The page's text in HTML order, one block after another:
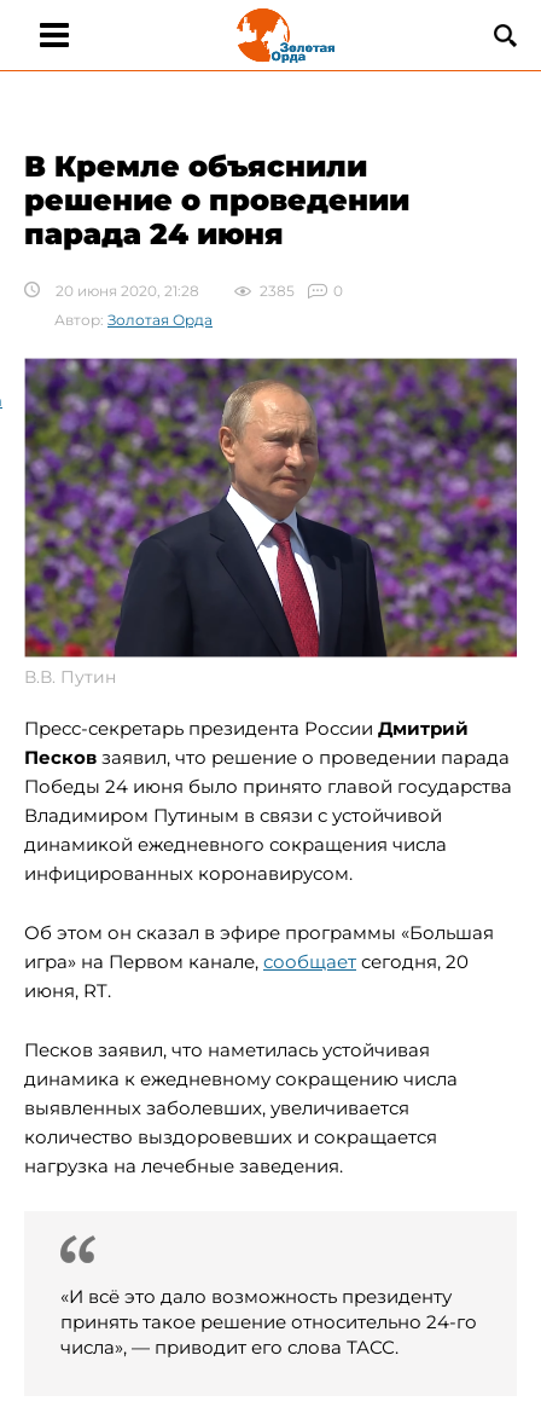
В Кремле объяснили
решение о проведении
парада 24 июня
20 июня 2020, 21:28 2385
0
Автор: Золотая Орда
В.В. Путин
Пресс-секретарь президента России Дмитрий
Песков заявил, что решение о проведении парада
Победы 24 июня было принято главой государства
Владимиром Путиным в связи с устойчивой
динамикой ежедневного сокращения числа
инфицированных коронавирусом.
Об этом он сказал в эфире программы «Большая
игра» на Первом канале, сообщает сегодня, 20
июня, RT.
Песков заявил, что наметилась устойчивая
динамика к ежедневному сокращению числа
выявленных заболевших, увеличивается
количество выздоровевших и сокращается
нагрузка на лечебные заведения.
«И всё это дало возможность президенту
принять такое решение относительно 24-го
числа», — приводит его слова ТАСС.